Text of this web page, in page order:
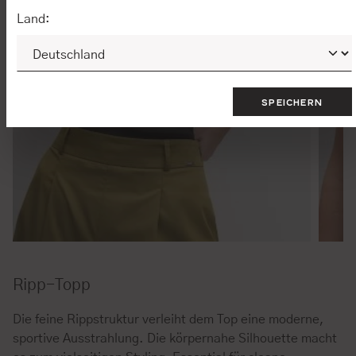
Ripp-Topp
Die feine Rippstruktur verleiht dem Top eine moderne,
sportive Ausstrahlung. Die körpernahe Silhouette macht
Land:
SPEICHERN